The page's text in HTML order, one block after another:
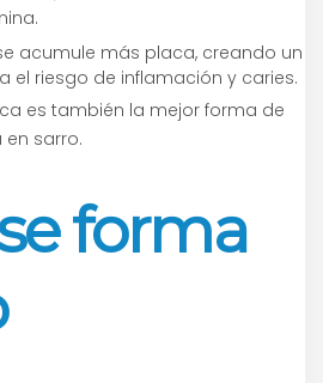
acumule más placa, creando un
el riesgo de inflamación y caries.
es también la mejor forma de
sarro.
forma